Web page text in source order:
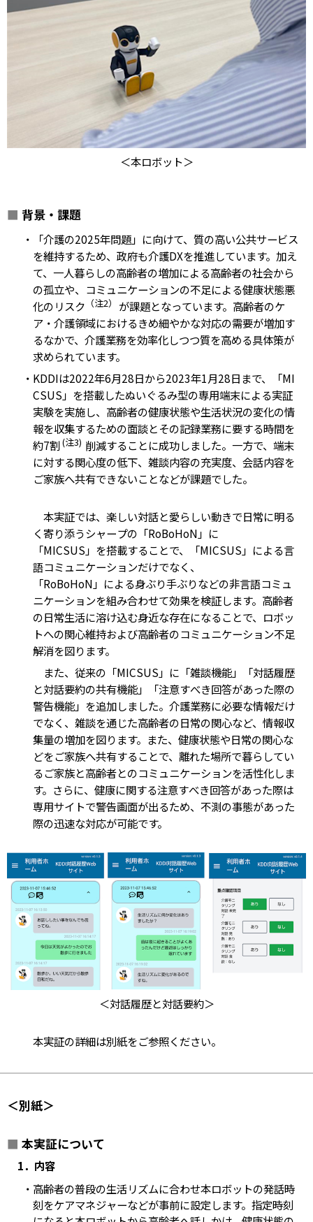
＜本ロボット＞
■ 背景・課題
・「介護の2025年問題」に向けて、質の高い公共サービス
を維持するため、政府も介護DXを推進しています。加え
て、一人暮らしの高齢者の増加による高齢者の社会から
の孤立や、コミュニケーションの不足による健康状態悪
化のリスク （注2）
が課題となっています。高齢者のケ
ア・介護領域におけるきめ細やかな対応の需要が増加す
るなかで、介護業務を効率化しつつ質を高める具体策が
求められています。
・KDDIは2022年6月28日から2023年1月28日まで、「MI
CSUS」を搭載したぬいぐるみ型の専用端末による実証
実験を実施し、高齢者の健康状態や生活状況の変化の情
報を収集するための面談とその記録業務に要する時間を
約7割(注3) 削減することに成功しました。一方で、端末
に対する関心度の低下、雑談内容の充実度、会話内容を
ご家族へ共有できないことなどが課題でした。
本実証では、楽しい対話と愛らしい動きで日常に明る
く寄り添うシャープの「RoBoHoN」に
「MICSUS」を搭載することで、「MICSUS」による言
語コミュニケーションだけでなく、
「RoBoHoN」による身ぶり手ぶりなどの非言語コミュ
ニケーションを組み合わせて効果を検証します。高齢者
の日常生活に溶け込む身近な存在になることで、ロボッ
トへの関心維持および高齢者のコミュニケーション不足
解消を図ります。
また、従来の「MICSUS」に「雑談機能」「対話履歴
と対話要約の共有機能」「注意すべき回答があった際の
警告機能」を追加しました。介護業務に必要な情報だけ
でなく、雑談を通じた高齢者の日常の関心など、情報収
集量の増加を図ります。また、健康状態や日常の関心な
どをご家族へ共有することで、離れた場所で暮らしてい
るご家族と高齢者とのコミュニケーションを活性化しま
す。さらに、健康に関する注意すべき回答があった際は
専用サイトで警告画面が出るため、不測の事態があった
際の迅速な対応が可能です。
＜対話履歴と対話要約＞
本実証の詳細は別紙をご参照ください。
＜別紙＞
■ 本実証について
1．内容
・高齢者の普段の生活リズムに合わせ本ロボットの発話時
刻をケアマネジャーなどが事前に設定します。指定時刻